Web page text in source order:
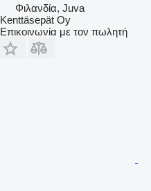
Φιλανδία, Juva
Kenttäsepät Oy
Επικοινωνία με τον πωλητή